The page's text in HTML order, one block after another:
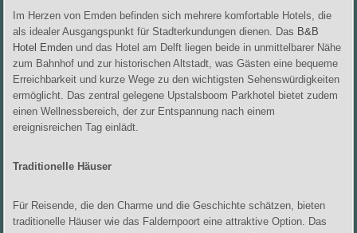
Im Herzen von Emden befinden sich mehrere komfortable Hotels, die
als idealer Ausgangspunkt für Stadterkundungen dienen. Das B&B
Hotel Emden und das Hotel am Delft liegen beide in unmittelbarer Nähe
zum Bahnhof und zur historischen Altstadt, was Gästen eine bequeme
Erreichbarkeit und kurze Wege zu den wichtigsten Sehenswürdigkeiten
ermöglicht. Das zentral gelegene Upstalsboom Parkhotel bietet zudem
einen Wellnessbereich, der zur Entspannung nach einem
ereignisreichen Tag einlädt.
Traditionelle Häuser
Für Reisende, die den Charme und die Geschichte schätzen, bieten
traditionelle Häuser wie das Faldernpoort eine attraktive Option. Das